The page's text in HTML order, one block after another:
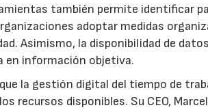
también permite identificar
adoptar medidas
Asimismo, la disponibilidad de
en información objetiva.
la gestión digital del tiempo de
recursos disponibles. Su CEO,